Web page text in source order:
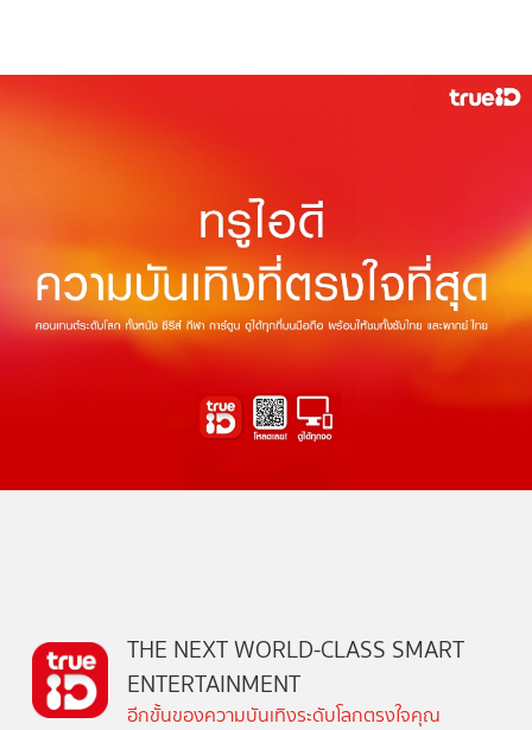
THE NEXT WORLD-CLASS SMART
ENTERTAINMENT
อีกขั้นของความบันเทิงระดับโลกตรงใจคุณ